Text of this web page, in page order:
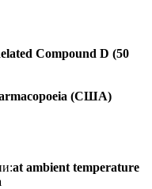
Compound D (50
(США)
at ambient temperature